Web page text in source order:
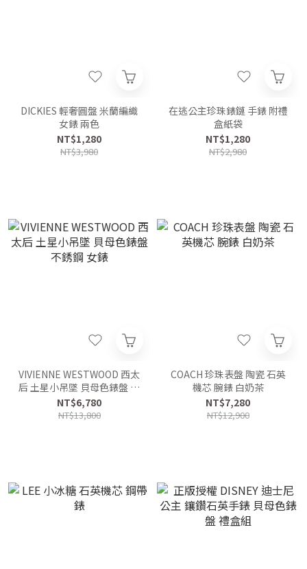
DICKIES 輕奢圓盤 米蘭編織
女錶 兩色
NT$1,280
NT$3,980
在逃公主珍珠錶鏈 手錶 附禮
盒紙袋
NT$1,280
NT$2,980
VIVIENNE WESTWOOD 西太
后 土星小吊墜 貝母色錶盤 不
銹鋼 女錶
NT$6,780
NT$13,800
COACH 珍珠表盤 陶瓷 石英
機芯 腕錶 白奶茶
NT$7,280
NT$12,900